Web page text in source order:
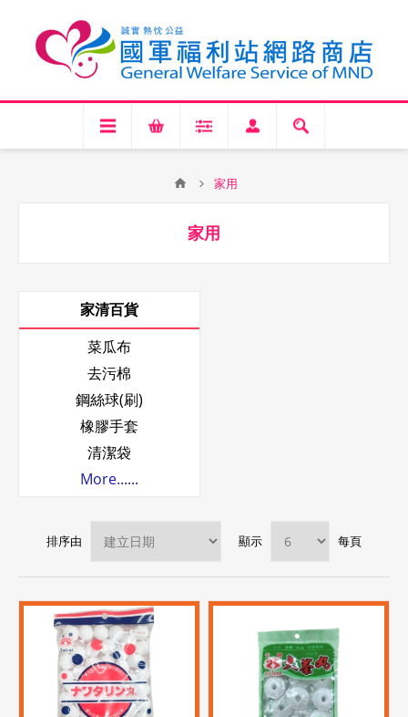
家用
家用
家清百貨
菜瓜布
去污棉
鋼絲球(刷)
橡膠手套
清潔袋
More......
排序由 顯示 每頁